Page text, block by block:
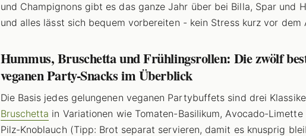
und Champignons gibt es das ganze Jahr über bei Billa, Spar und
und alles lässt sich bequem vorbereiten - kein Stress kurz vor dem
Hummus, Bruschetta und Frühlingsrollen: Die zwölf
veganen Party-Snacks im Überblick
Die Basis jedes gelungenen veganen Partybuffets sind drei
Bruschetta in Variationen wie Tomaten-Basilikum, Avocado-Limette
Pilz-Knoblauch (Tipp: Brot separat servieren, damit es knusprig